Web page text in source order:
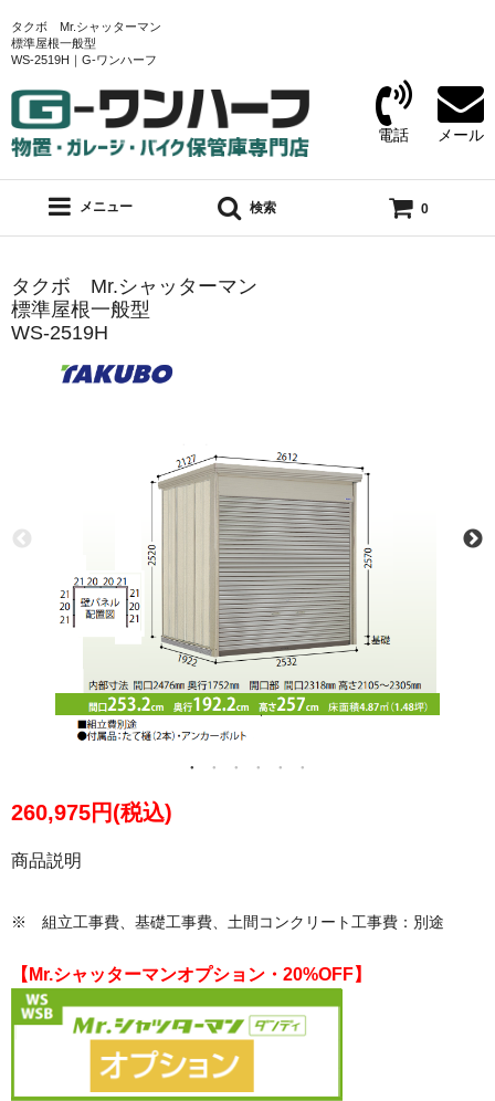
タクボ Mr.シャッターマン
標準屋根一般型
WS-2519H｜G-ワンハーフ
電話 メール
メニュー 検索 0
タクボ Mr.シャッターマン
標準屋根一般型
WS-2519H
260,975円(税込)
商品説明
※ 組立工事費、基礎工事費、土間コンクリート工事費：別途
【Mr.シャッターマンオプション・20%OFF】